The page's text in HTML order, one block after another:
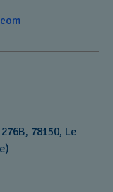
78150, Le